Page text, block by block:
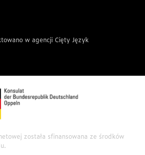
w agencji Cięty Język
została sfinansowana ze środków